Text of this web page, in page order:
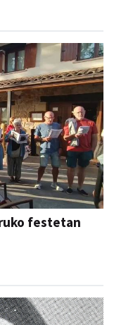
festetan